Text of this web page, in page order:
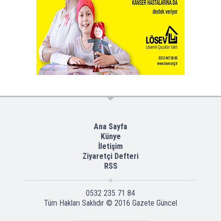
Ana Sayfa
Künye
İletişim
Ziyaretçi Defteri
RSS
0532 235 71 84
Tüm Hakları Saklıdır © 2016 Gazete Güncel